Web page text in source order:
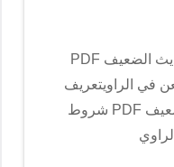
تعريف الحديث الضعيف لغة واصطلاحاً أنواع الحديث الضعيف ما هو الحديث الضعيف وما حكم الأخذ به أنواع الحديث الضعيف PDF
في الراويتعريف
الحديث الضعيف لغة واصطلاحاً أنواع الحديث الضعيف ما هو الحديث الضعيف وما حكم الأخذ به أنواع الحديث الضعيف PDF شروط